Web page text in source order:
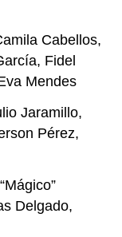
Cabellos,
Fidel
Mendes
Jaramillo,
Pérez,
Delgado,